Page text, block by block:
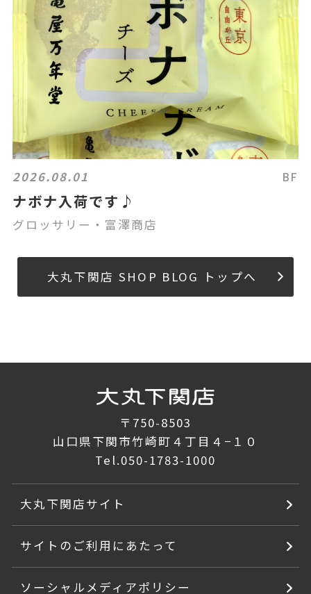
2026.08.01 BF
ナボナ入荷です♪
グロッサリー・富澤商店
大丸下関店 SHOP BLOG トップへ
〒750-8503
山口県下関市竹崎町４丁目４−１０
Tel.050-1783-1000
大丸下関店サイト
サイトのご利用にあたって
ソーシャルメディアポリシー